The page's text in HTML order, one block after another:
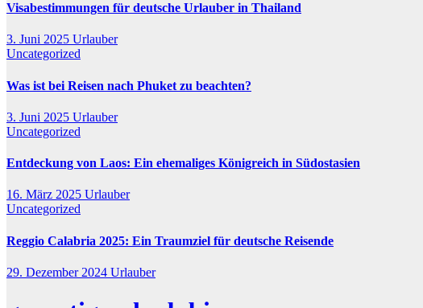
Visabestimmungen für deutsche Urlauber in Thailand
3. Juni 2025 Urlauber
Uncategorized
Was ist bei Reisen nach Phuket zu beachten?
3. Juni 2025 Urlauber
Uncategorized
Entdeckung von Laos: Ein ehemaliges Königreich in Südostasien
16. März 2025 Urlauber
Uncategorized
Reggio Calabria 2025: Ein Traumziel für deutsche Reisende
29. Dezember 2024 Urlauber